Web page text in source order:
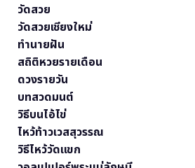
วัดสวย
วัดสวยเชียงใหม่
ทำนายฝัน
สถิติหวยรายเดือน
ดวงรายวัน
บทสวดมนต์
วิธีบนไอ้ไข่
ไหว้ท้าวเวสสุวรรณ
วิธีไหว้วัดแขก